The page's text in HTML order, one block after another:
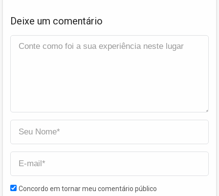
Deixe um comentário
Concordo em tornar meu comentário público